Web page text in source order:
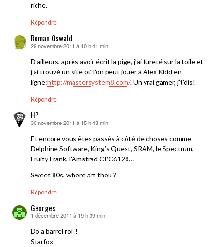
riche.
Répondre
Roman Oswald
dit :
29 novembre 2011 à 10 h 41 min
D’ailleurs, après avoir écrit la pige, j’ai fureté sur la toile et
j’ai trouvé un site où l’on peut jouer à Alex Kidd en
ligne:http://mastersystem8.com/. Un vrai gamer, j’t’dis!
Répondre
HP
dit :
30 novembre 2011 à 15 h 43 min
Et encore vous êtes passés à côté de choses comme
Delphine Software, King’s Quest, SRAM, le Spectrum,
Fruity Frank, l’Amstrad CPC6128…
Sweet 80s, where art thou ?
Répondre
Georges
dit :
1 décembre 2011 à 19 h 39 min
Do a barrel roll !
Starfox